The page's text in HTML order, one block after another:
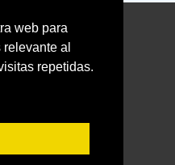
web para
al
repetidas.